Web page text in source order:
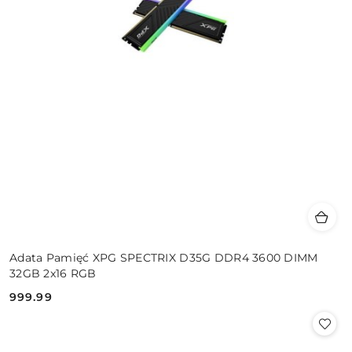
Adata Pamięć XPG SPECTRIX D35G DDR4 3600 DIMM
32GB 2x16 RGB
Cena:
999.99